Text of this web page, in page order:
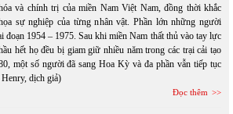
và chính trị của miền Nam Việt Nam, đồng thời khắc
sự nghiệp của từng nhân vật. Phần lớn những người
đoạn 1954 – 1975. Sau khi miền Nam thất thủ vào tay lực
hết họ đều bị giam giữ nhiều năm trong các trại cải tạo
một số người đã sang Hoa Kỳ và đa phần vẫn tiếp tục
dịch giả)
Đọc thêm